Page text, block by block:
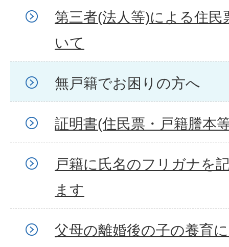
第三者(法人等)による住
いて
無戸籍でお困りの方へ
証明書(住民票・戸籍謄本
戸籍に氏名のフリガナを
ます
父母の離婚後の子の養育